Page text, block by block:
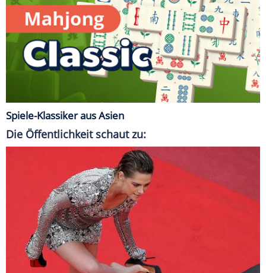
Spiele-Klassiker aus Asien
Die Öffentlichkeit schaut zu: